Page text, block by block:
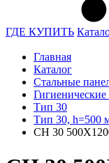
ГДЕ КУПИТЬ
Главная
Каталог
Стальные
Тип 30
Тип 30, h=500
CH 30